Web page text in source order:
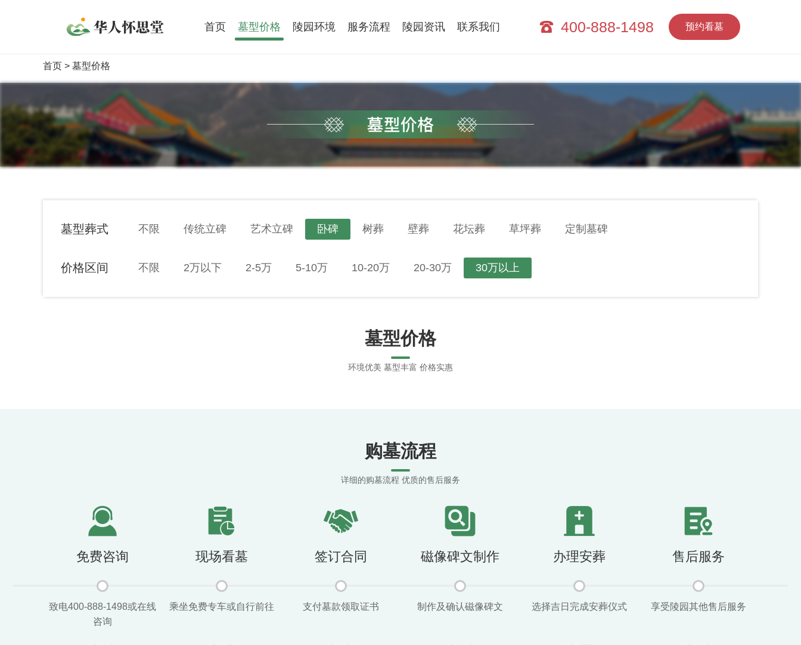
首页 墓型价格 陵园环境 服务流程 陵园资讯 联系我们 400-888-1498 预约看墓
首页 > 墓型价格
墓型葬式 不限 传统立碑 艺术立碑 卧碑 树葬 壁葬 花坛葬 草坪葬 定制墓碑
价格区间 不限 2万以下 2-5万 5-10万 10-20万 20-30万 30万以上
墓型价格
环境优美 墓型丰富 价格实惠
购墓流程
详细的购墓流程 优质的售后服务
免费咨询
致电400-888-1498或在线
咨询
现场看墓
乘坐免费专车或自行前往
签订合同
支付墓款领取证书
磁像碑文制作
制作及确认磁像碑文
办理安葬
选择吉日完成安葬仪式
售后服务
享受陵园其他售后服务